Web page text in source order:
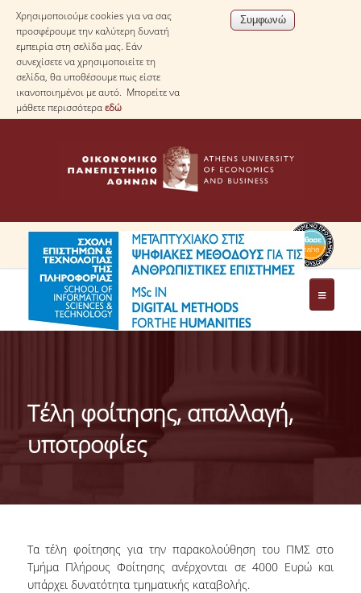
Χρησιμοποιούμε cookies για να σας
προσφέρουμε την καλύτερη δυνατή
εμπειρία στη σελίδα μας. Εάν
συνεχίσετε να χρησιμοποιείτε τη
σελίδα, θα υποθέσουμε πως είστε
ικανοποιημένοι με αυτό. Μπορείτε να
μάθετε περισσότεραεδώ
ΤΟ ΠΡΟΓΡΑΜΜΑ
ΜΑΘΗΣΙΑΚΑ ΑΠΟΤΕΛΕΣΜΑΤΑ
ΔΙΔΑΣΚΟΝΤΕΣ
ΚΑΝΟΝΙΣΜΟΣ ΣΠΟΥΔΩΝ
Τέλη φοίτησης, απαλλαγή,
υποτροφίες
Τα τέλη φοίτησης για την παρακολούθηση του ΠΜΣ στο
Τμήμα Πλήρους Φοίτησης ανέρχονται σε 4000 Ευρώ και
υπάρχει δυνατότητα τμηματικής καταβολής.